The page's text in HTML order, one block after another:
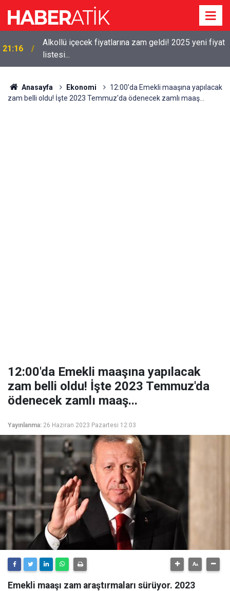
21:16
Alkollü içecek fiyatlarına zam geldi! 2025 yeni fiyat
listesi...
15:16
Ziraat Bankası Duyurdu: 3 Gün içinde 50.000 TL
ÖDEME yapılacak! Başvurular ne zaman
başlayacak?
Anasayfa Ekonomi
12:00'da Emekli maaşına yapılacak
zam belli oldu! İşte 2023 Temmuz'da ödenecek zamlı maaş...
12:00'da Emekli maaşına yapılacak
zam belli oldu! İşte 2023 Temmuz'da
ödenecek zamlı maaş...
Yayınlanma: 26 Haziran 2023 Pazartesi 12:03
Emekli maaşı zam araştırmaları sürüyor. 2023